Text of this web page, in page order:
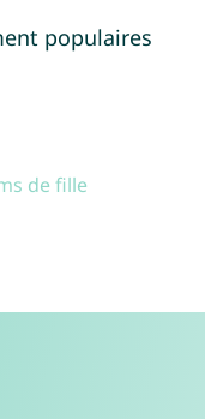
populaires
de fille